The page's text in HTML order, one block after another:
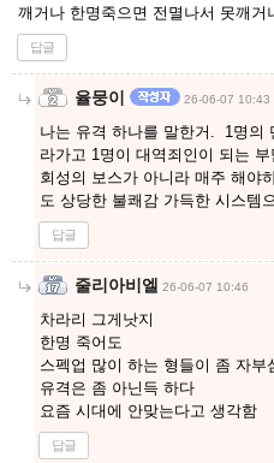
깨거나 한명죽으면 전멸나서 못깨거
답글
율뭉이 26-06-07 10:43
나는 유격 하나를 말한거. 1명의
라가고 1명이 대역죄인이 되는
회성의 보스가 아니라 매주 해야
도 상당한 불쾌감 가득한 시스템
답글
줄리아비엘 26-06-07 10:46
차라리 그게낫지
한명 죽어도
스펙업 많이 하는 형들이 좀 자부
유격은 좀 아닌득 하다
요즘 시대에 안맞는다고 생각함
답글